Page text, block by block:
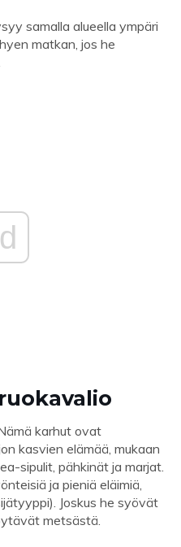
samalla alueella ympäri
matkan, jos he
karhut ovat
kasvien elämää, mukaan
sipulit, pähkinät ja marjat.
ja pieniä eläimiä,
Joskus he syövät
metsästä.